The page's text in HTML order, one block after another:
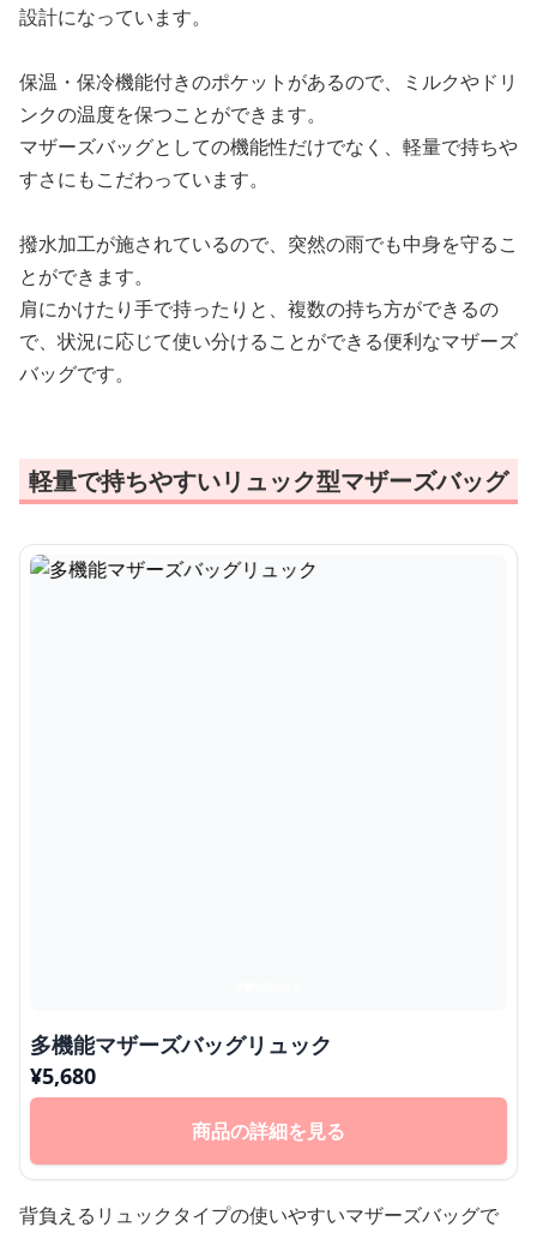
設計になっています。
保温・保冷機能付きのポケットがあるので、ミルクやドリ
ンクの温度を保つことができます。
マザーズバッグとしての機能性だけでなく、軽量で持ちや
すさにもこだわっています。
撥水加工が施されているので、突然の雨でも中身を守るこ
とができます。
肩にかけたり手で持ったりと、複数の持ち方ができるの
で、状況に応じて使い分けることができる便利なマザーズ
バッグです。
軽量で持ちやすいリュック型マザーズバッグ
多機能マザーズバッグリュック
¥5,680
商品の詳細を見る
背負えるリュックタイプの使いやすいマザーズバッグで